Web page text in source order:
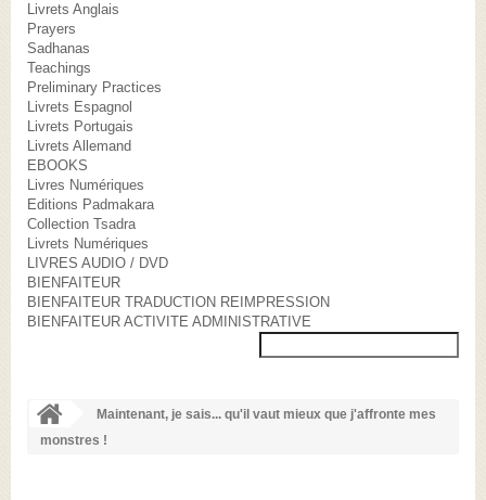
Livrets Anglais
Prayers
Sadhanas
Teachings
Preliminary Practices
Livrets Espagnol
Livrets Portugais
Livrets Allemand
EBOOKS
Livres Numériques
Editions Padmakara
Collection Tsadra
Livrets Numériques
LIVRES AUDIO / DVD
BIENFAITEUR
BIENFAITEUR TRADUCTION REIMPRESSION
BIENFAITEUR ACTIVITE ADMINISTRATIVE
Maintenant, je sais... qu'il vaut mieux que j'affronte mes
monstres !